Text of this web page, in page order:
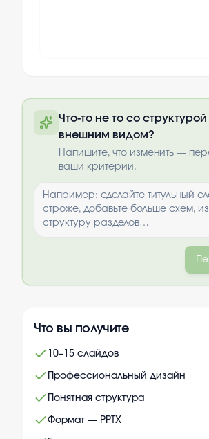
по почте после оплаты
Что-то не то со
внешним видом?
Напишите, что изменить —
ваши критерии.
Что вы получите
10–15 слайдов
Профессиональный дизайн
Понятная структура
Формат — PPTX